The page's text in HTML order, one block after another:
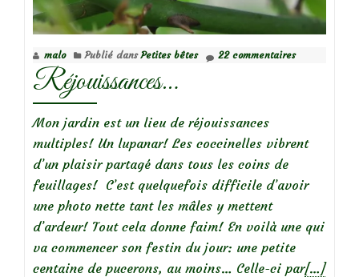
malo Publié dansPetites bêtes 22 commentaires
Réjouissances…
Mon jardin est un lieu de réjouissances
multiples! Un lupanar! Les coccinelles vibrent
d’un plaisir partagé dans tous les coins de
feuillages! C’est quelquefois difficile d’avoir
une photo nette tant les mâles y mettent
d’ardeur! Tout cela donne faim! En voilà une qui
va commencer son festin du jour: une petite
centaine de pucerons, au moins… Celle-ci parEn
[…]